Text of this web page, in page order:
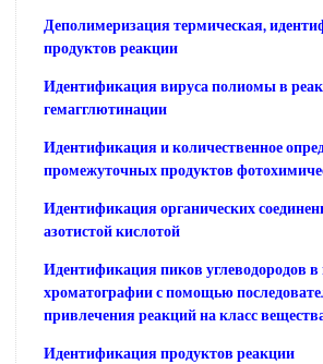
Деполимеризация термическая,
продуктов реакции
Идентификация вируса полиомы в
гемагглютинации
Идентификация и количественное
промежуточных продуктов
Идентификация органических
азотистой кислотой
Идентификация пиков углеводородов в
хроматографии с помощью
привлечения реакций на класс
Идентификация продуктов реакции